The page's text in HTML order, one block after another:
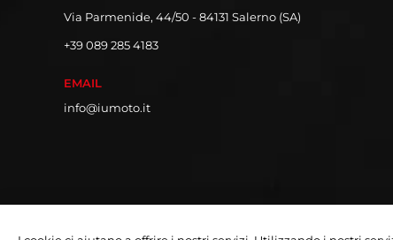
Via Parmenide, 44/50 - 84131 Salerno (SA)
+39 089 285 4183
EMAIL
info@iumoto.it